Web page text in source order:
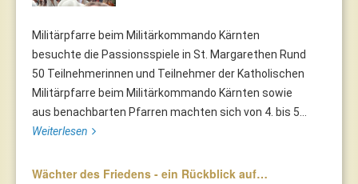
Militärpfarre beim Militärkommando Kärnten
besuchte die Passionsspiele in St. Margarethen Rund
50 Teilnehmerinnen und Teilnehmer der Katholischen
Militärpfarre beim Militärkommando Kärnten sowie
aus benachbarten Pfarren machten sich von 4. bis 5...
Weiterlesen
Wächter des Friedens - ein Rückblick auf…